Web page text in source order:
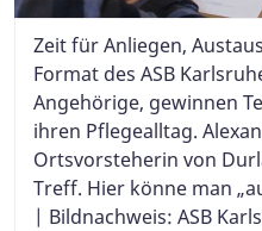
Zeit für Anliegen,
Format des ASB
Angehörige, gewinnen
ihren Pflegealltag.
Ortsvorsteherin von
Treff. Hier könne man
| Bildnachweis: ASB